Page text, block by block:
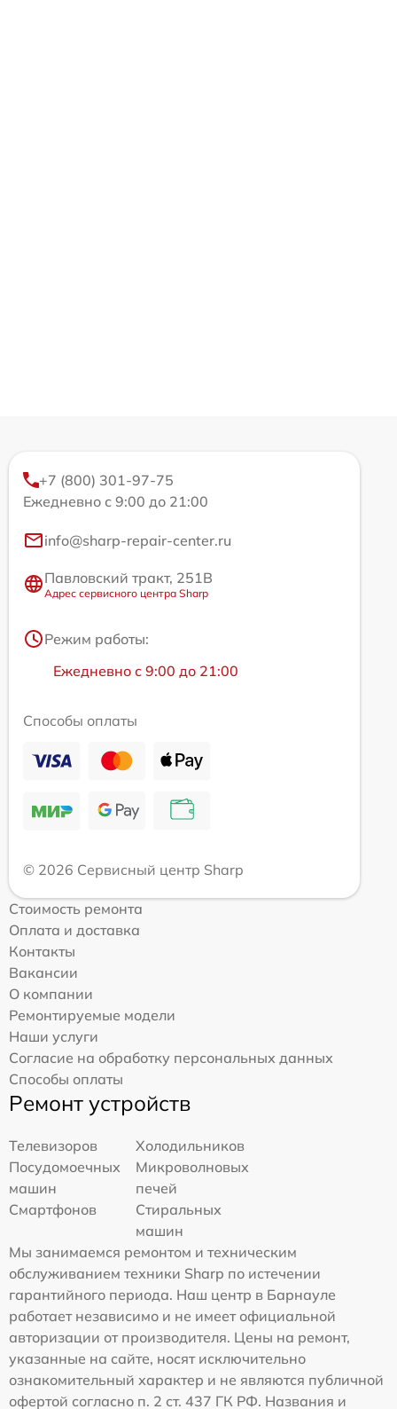
+7 (800) 301-97-75
Ежедневно с 9:00 до 21:00
info@sharp-repair-center.ru
Павловский тракт, 251В
Адрес сервисного центра Sharp
Режим работы:
Ежедневно с 9:00 до 21:00
Способы оплаты
© 2026 Сервисный центр Sharp
Стоимость ремонта
Оплата и доставка
Контакты
Вакансии
О компании
Ремонтируемые модели
Наши услуги
Согласие на обработку персональных данных
Способы оплаты
Ремонт устройств
Телевизоров
Холодильников
Посудомоечных
машин
Микроволновых
печей
Смартфонов
Стиральных
машин
Мы занимаемся ремонтом и техническим
обслуживанием техники Sharp по истечении
гарантийного периода. Наш центр в Барнауле
работает независимо и не имеет официальной
авторизации от производителя. Цены на ремонт,
указанные на сайте, носят исключительно
ознакомительный характер и не являются публичной
офертой согласно п. 2 ст. 437 ГК РФ. Названия и